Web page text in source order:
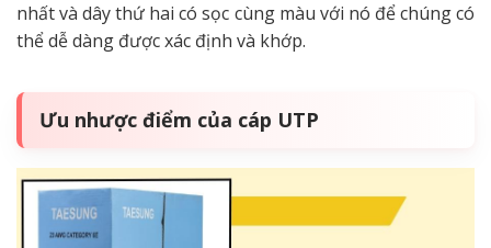
nhất và dây thứ hai có sọc cùng màu với nó để chúng có
thể dễ dàng được xác định và khớp.
Ưu nhược điểm của cáp UTP